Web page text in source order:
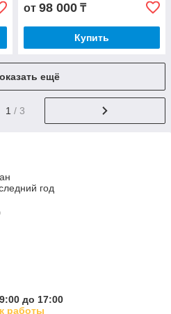
от 98 000 ₸
Купить
ещё
1 / 3
год
до 17:00
работы